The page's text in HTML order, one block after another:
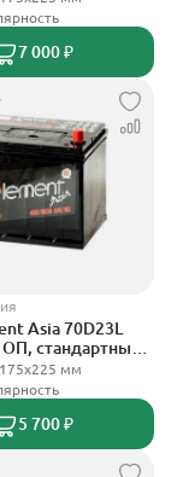
7 000 ₽
Asia 70D23L
стандартные
мм
5 700 ₽